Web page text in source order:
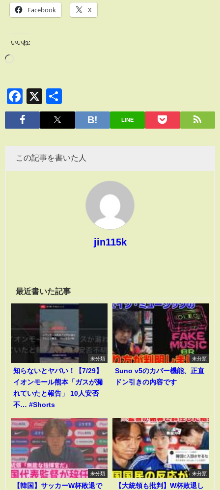
Facebook X
いいね:
Facebook
X
有
LINE
この記事を書いた人
jin115k
最近書いた記事
未分類
知らないとヤバい！【7/29】
イオンモール熊本「ガスが漏
れていたと報告」 10人安否
不… #Shorts
未分類
Suno v5のカバー機能、正直
ドン引きの内容です
未分類
【韓国】サッカーW杯敗退で
未分類
【大統領も批判】W杯敗退し